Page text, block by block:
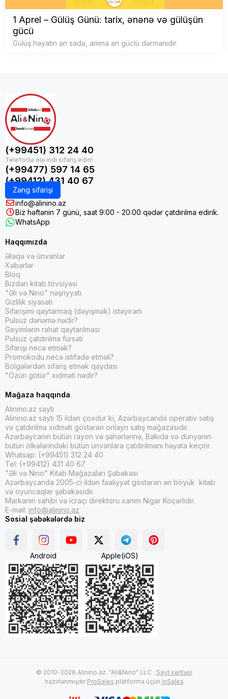
1 Aprel – Gülüş Günü: tarix, ənənə və gülüşün
gücü
Gülüş həyatın ən sadə, amma ən güclü dərmanıdır.
(+99451) 312 24 40
(+99477) 597 14 65
(+99412) 431 40 67
Zəng sifarişi
info@alinino.az
Biz həftənin 7 günü, saat 9:00 - 20:00 qədər çatdırılma edirik.
WhatsApp
Haqqımızda
Əlaqə və ünvanlar
Xəbərlər
Bloq
Bizdən kitab tövsiyəsi
"Əli və Nino" nəşriyyatı
Gizlilik siyasəti
Sifarişimi qaytarmaq (dəyişmək) istəyirəm
Pulsuz dənəmə nədir?
Geyimlərin rahat qaytarılması
Pulsuz çatdırılma fürsəti
Sifarişi necə etmək?
Promokodu necə istifadə etməli?
Bölgələrdən sifariş etmək qaydası
"Özün götür" xidməti nədir?
Mağaza haqqında
Alinino.az saytı
Alinino.az saytı 15 ildən çoxdur ki, Azərbaycanda operativ satış
və çatdırılma xidməti göstərən onlayn satış mağazasıdır.
Azərbaycanın bütün rayon və şəhərlərinə, Bakıda və dünyanın
bütün ölkələrindəki bütün ünvanlara çatdırılmanı həyata keçirir.
Whatsap: (+99451) 312 24 40
Tel: (+99412) 431 40 67
"Əli və Nino" Kitab Mağazaları Şəbəkəsi
Azərbaycanda 2005-ci ildən fəaliyyət göstərən ən böyük kitab
və oyuncaqlar şəbəkəsidir.
Markanın sahibi və icraçı direktoru xanım Nigar Köçərlidir.
E-mail: info@alinino.az
Sosial şəbəkələrdə biz
Android Apple(iOS)
© 2010-2026 Alinino.az. "Ali&Nino" LLC . Sayt xəritəsi
hazırlanmışdır ProSales platforma üçün InSales